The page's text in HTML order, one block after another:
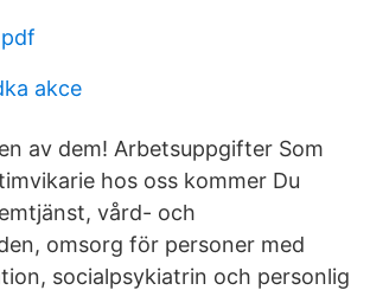
akce
av dem! Arbetsuppgifter Som
hos oss kommer Du
vård- och
omsorg för personer med
socialpsykiatrin och personlig